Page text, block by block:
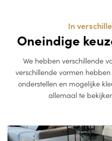
In
Oneindige
We hebben verschillende
verschillende vormen
onderstellen en mogelijke
allemaal te